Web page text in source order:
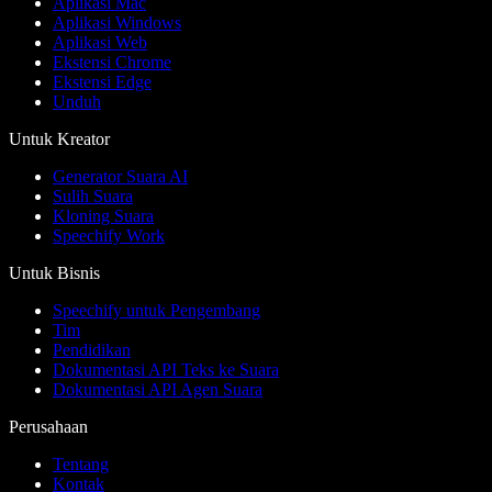
Aplikasi Windows
Aplikasi Web
Ekstensi Chrome
Ekstensi Edge
Unduh
Untuk Kreator
Generator Suara AI
Sulih Suara
Kloning Suara
Speechify Work
Untuk Bisnis
Speechify untuk Pengembang
Tim
Pendidikan
Dokumentasi API Teks ke Suara
Dokumentasi API Agen Suara
Perusahaan
Tentang
Kontak